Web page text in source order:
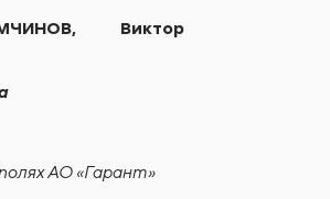
Виктор
АО «Гарант»